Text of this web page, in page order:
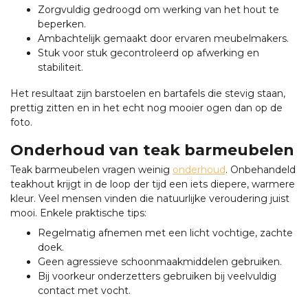
Zorgvuldig gedroogd om werking van het hout te
beperken.
Ambachtelijk gemaakt door ervaren meubelmakers.
Stuk voor stuk gecontroleerd op afwerking en
stabiliteit.
Het resultaat zijn barstoelen en bartafels die stevig staan,
prettig zitten en in het echt nog mooier ogen dan op de
foto.
Onderhoud van teak barmeubelen
Teak barmeubelen vragen weinig onderhoud. Onbehandeld
teakhout krijgt in de loop der tijd een iets diepere, warmere
kleur. Veel mensen vinden die natuurlijke veroudering juist
mooi. Enkele praktische tips:
Regelmatig afnemen met een licht vochtige, zachte
doek.
Geen agressieve schoonmaakmiddelen gebruiken.
Bij voorkeur onderzetters gebruiken bij veelvuldig
contact met vocht.